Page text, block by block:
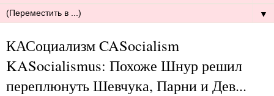
▼
КАСоциализм CASocialism
KASocialismus: Похоже Шнур решил
переплюнуть Шевчука, Парни и Дев...